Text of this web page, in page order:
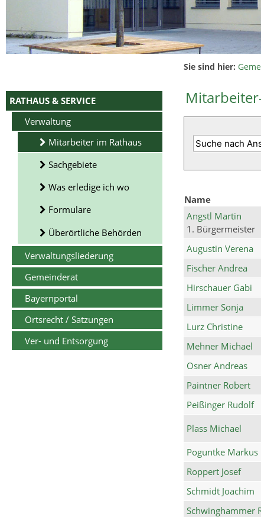
RATHAUS & SERVICE
Verwaltung
Mitarbeiter im Rathaus
Sachgebiete
Was erledige ich wo
Formulare
Überörtliche Behörden
Verwaltungsliederung
Gemeinderat
Bayernportal
Ortsrecht / Satzungen
Ver- und Entsorgung
Sie sind hier:
Name
Angstl Martin
1. Bürgermeister
Augustin Verena
Fischer Andrea
Hirschauer Gabi
Limmer Sonja
Lurz Christine
Mehner Michael
Osner Andreas
Paintner Robert
Peißinger Rudolf
Plass Michael
Poguntke Markus
Roppert Josef
Schmidt Joachim
Schwinghammer